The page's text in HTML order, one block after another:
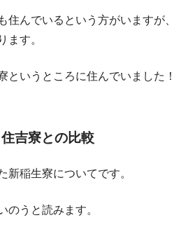
住んでいるという方がいますが、
ます。
というところに住んでいました！
吉寮との比較
新稲生寮についてです。
のうと読みます。